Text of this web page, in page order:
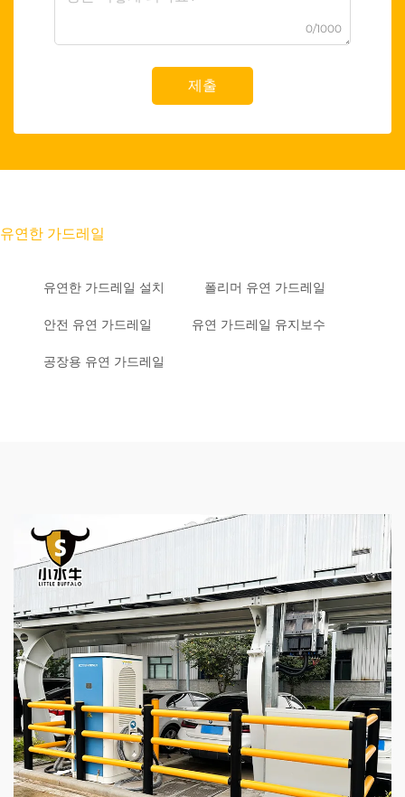
0/1000
제출
유연한 가드레일
유연한 가드레일 설치 폴리머 유연 가드레일
안전 유연 가드레일 유연 가드레일 유지보수
공장용 유연 가드레일